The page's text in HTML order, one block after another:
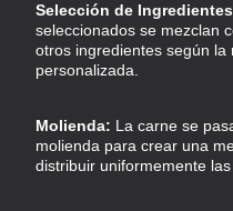
Selección de
seleccionados se mezclan
otros ingredientes según la
personalizada.
Molienda: La carne se
molienda para crear una
distribuir uniformemente